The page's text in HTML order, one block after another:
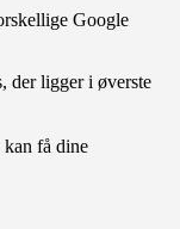
Google
der ligger i øverste
få dine